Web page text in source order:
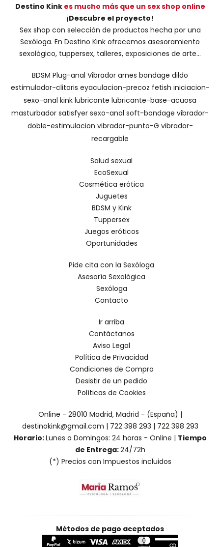
Destino Kink es mucho más que un sex shop online
¡Descubre el proyecto!
Sex shop con selección de productos hecha por una
Sexóloga. En Destino Kink ofrecemos asesoramiento
sexológico, tuppersex, talleres, exposiciones de arte...
BDSM Plug-anal Vibrador arnes bondage dildo
estimulador-clitoris eyaculacion-precoz fetish iniciacion-
sexo-anal kink lubricante lubricante-base-acuosa
masturbador satisfyer sexo-anal soft-bondage vibrador-
doble-estimulacion vibrador-punto-G vibrador-
recargable
Salud sexual
EcoSexual
Cosmética erótica
Juguetes
BDSM y Kink
Tuppersex
Juegos eróticos
Oportunidades
Pide cita con la Sexóloga
Asesoría Sexológica
Sexóloga
Contacto
Ir arriba
Contáctanos
Aviso Legal
Política de Privacidad
Condiciones de Compra
Desistir de un pedido
Políticas de Cookies
Online - 28010 Madrid, Madrid - (España) |
destinokink@gmail.com | 722 398 293 | 722 398 293
Horario:Lunes a Domingos: 24 horas - Online | Tiempo
de Entrega:24/72h
(*) Precios con Impuestos incluidos
Métodos de pago aceptados